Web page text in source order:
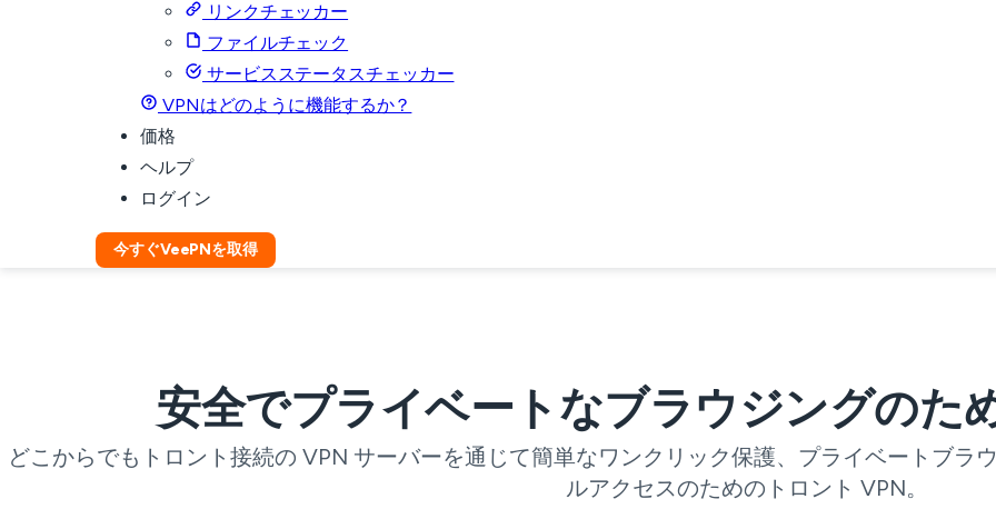
リンクチェッカー
ファイルチェック
サービスステータスチェッカー
VPNはどのように機能するか？
価格
ヘルプ
ログイン
今すぐVeePNを取得
安全でプライベートなブラウジングのた
どこからでもトロント接続の VPN サーバーを通じて簡単なワンクリック保護、プライベートブラ
ルアクセスのためのトロント VPN。